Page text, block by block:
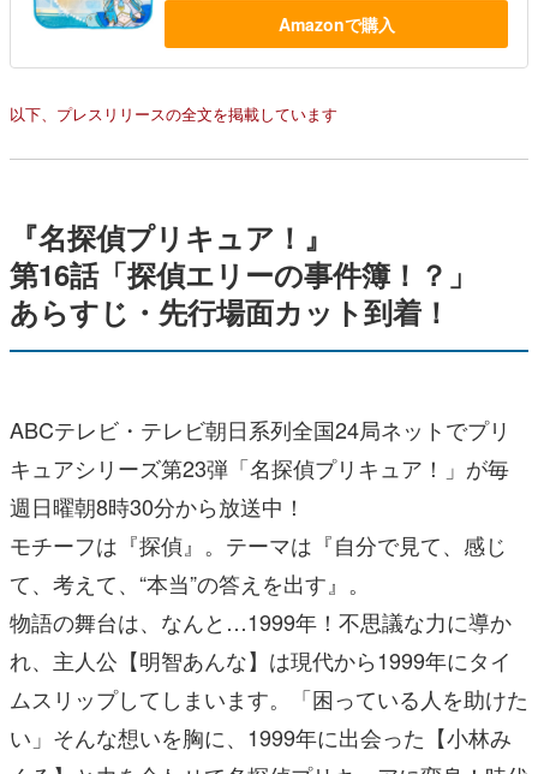
Amazonで購入
以下、プレスリリースの全文を掲載しています
『名探偵プリキュア！』
第16話「探偵エリーの事件簿！？」
あらすじ・先行場面カット到着！
ABCテレビ・テレビ朝日系列全国24局ネットでプリ
キュアシリーズ第23弾「名探偵プリキュア！」が毎
週日曜朝8時30分から放送中！
モチーフは『探偵』。テーマは『自分で見て、感じ
て、考えて、“本当”の答えを出す』。
物語の舞台は、なんと…1999年！不思議な力に導か
れ、主人公【明智あんな】は現代から1999年にタイ
ムスリップしてしまいます。「困っている人を助けた
い」そんな想いを胸に、1999年に出会った【小林み